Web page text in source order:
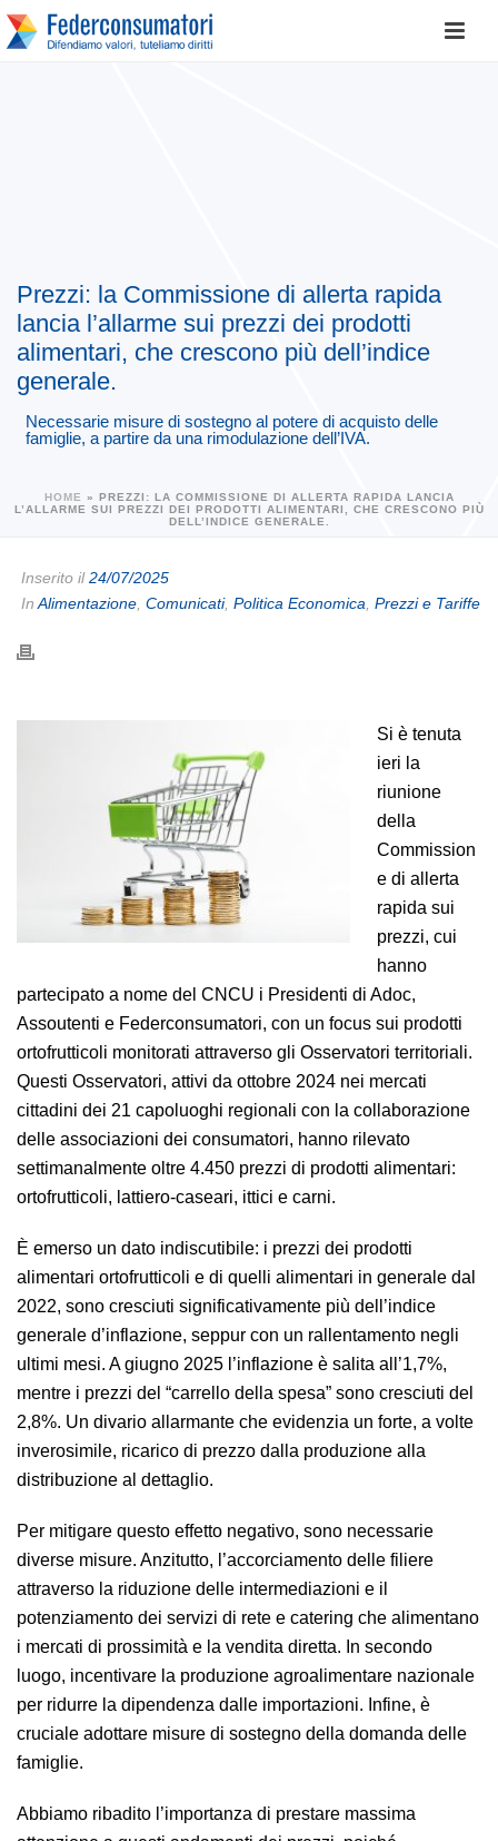
Prezzi: la Commissione di allerta rapida
lancia l’allarme sui prezzi dei prodotti
alimentari, che crescono più dell’indice
generale.
Necessarie misure di sostegno al potere di acquisto delle
famiglie, a partire da una rimodulazione dell’IVA.
HOME » PREZZI: LA COMMISSIONE DI ALLERTA RAPIDA LANCIA
L’ALLARME SUI PREZZI DEI PRODOTTI ALIMENTARI, CHE CRESCONO PIÙ
DELL’INDICE GENERALE.
Inserito il24/07/2025
In Alimentazione Comunicati, Politica Economica Prezzi e Tariffe
Si è tenuta
ieri la
riunione
della
Commission
e di allerta
rapida sui
prezzi, cui
hanno
partecipato a nome del CNCU i Presidenti di Adoc,
Assoutenti e Federconsumatori, con un focus sui prodotti
ortofrutticoli monitorati attraverso gli Osservatori territoriali.
Questi Osservatori, attivi da ottobre 2024 nei mercati
cittadini dei 21 capoluoghi regionali con la collaborazione
delle associazioni dei consumatori, hanno rilevato
settimanalmente oltre 4.450 prezzi di prodotti alimentari:
ortofrutticoli, lattiero-caseari, ittici e carni.
È emerso un dato indiscutibile: i prezzi dei prodotti
alimentari ortofrutticoli e di quelli alimentari in generale dal
2022, sono cresciuti significativamente più dell’indice
generale d’inflazione, seppur con un rallentamento negli
ultimi mesi. A giugno 2025 l’inflazione è salita all’1,7%,
mentre i prezzi del “carrello della spesa” sono cresciuti del
2,8%. Un divario allarmante che evidenzia un forte, a volte
inverosimile, ricarico di prezzo dalla produzione alla
distribuzione al dettaglio.
Per mitigare questo effetto negativo, sono necessarie
diverse misure. Anzitutto, l’accorciamento delle filiere
attraverso la riduzione delle intermediazioni e il
potenziamento dei servizi di rete e catering che alimentano
i mercati di prossimità e la vendita diretta. In secondo
luogo, incentivare la produzione agroalimentare nazionale
per ridurre la dipendenza dalle importazioni. Infine, è
cruciale adottare misure di sostegno della domanda delle
famiglie.
Abbiamo ribadito l’importanza di prestare massima